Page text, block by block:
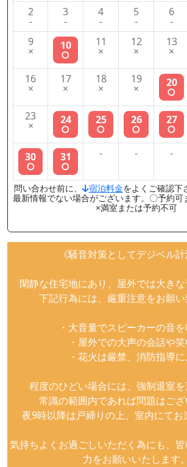
2
-
3
-
4
-
5
-
6
-
9
× 10
○
11
×
12
×
13
×
16
×
17
×
18
×
19
× 20
○
23
× 24
○
25
○
26
○
27
○
30
○
31
○
- - -
問い合わせ前に、 宿泊料金をよくご確認下
最新情報でない場合がございます。〇予約可
×満室または予約不可
《騒音対策としてデジベル計
閑静な住宅地にあり、屋外では大きな
下記行為には、厳重注意をお願い
・大音量でスピーカーの音
・屋外での大声の会話や
・花火は厳禁、消防指導に
程度のひどい場合には、強制退室を
常識の範囲内であれば問題はござ
夜9時以降は戸締りの上、室内にてお
気持ちよくお過ごしいただく為にも、
力をお願いいたします。